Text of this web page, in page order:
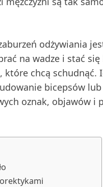
odżywiania
na wadze i stać
chcą schudnąć.
bicepsów
oznak, objawów i